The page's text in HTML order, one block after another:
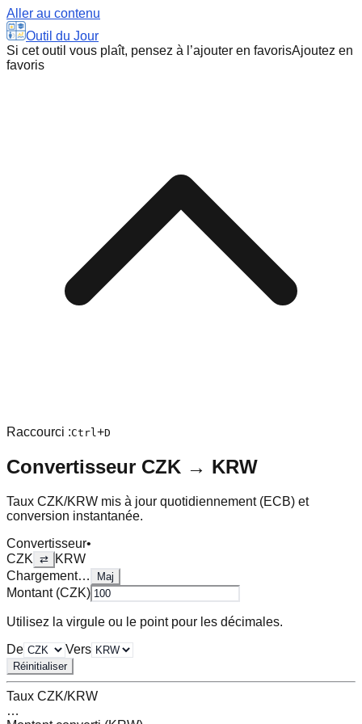
Aller au contenu
Outil du Jour
Si cet outil vous plaît, pensez à l’ajouter en favorisAjoutez en
favoris
Raccourci :Ctrl+D
Convertisseur CZK → KRW
Taux CZK/KRW mis à jour quotidiennement (ECB) et
conversion instantanée.
Convertisseur•
CZK ⇄
KRW
Chargement…
Maj
Montant (CZK)
Utilisez la virgule ou le point pour les décimales.
De
Vers
Réinitialiser
Taux CZK/KRW
…